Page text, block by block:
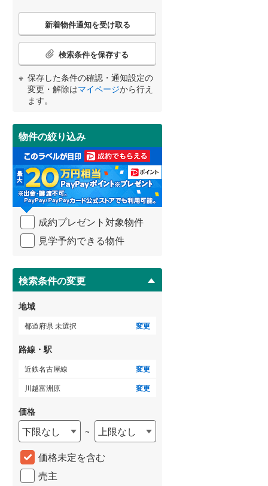
こ
検
条
件
受
け
取
る
・
条
件
を
イ
ペ
ジ
に
保
存
す
る
新着物件通知を受け取る
検索条件を保存する
保存した条件の確認・通知設定の
変更・解除はマイページから行え
ます。
物件の絞り込み
成約プレゼント対象物件
見学予約できる物件
検索条件の変更
地域
都道府県 未選択 変更
路線・駅
近鉄名古屋線 変更
川越富洲原 変更
価格
下限なし ~
上限なし
価格未定を含む
売主
鹿児島 沖縄
条件をリセットする
条件をリセットする
条件をリセットする
大井川鐵道井川線(0)
豊橋鉄道渥美線(228)
名鉄豊川線(80)
名鉄蒲郡線
名鉄築港線(10)
名鉄津島線(121)
名鉄犬山線(444)
名鉄小牧線(457 )
樽見鉄道
三岐鉄道三岐線(6
近鉄鈴鹿線(3)
条件をリセットする
条件をリセットする
住宅性能評価付き（0）
小学校まで1km以内（0）
間取り変更可能（0）
3階建て以上（ 0）
条件をリセットする